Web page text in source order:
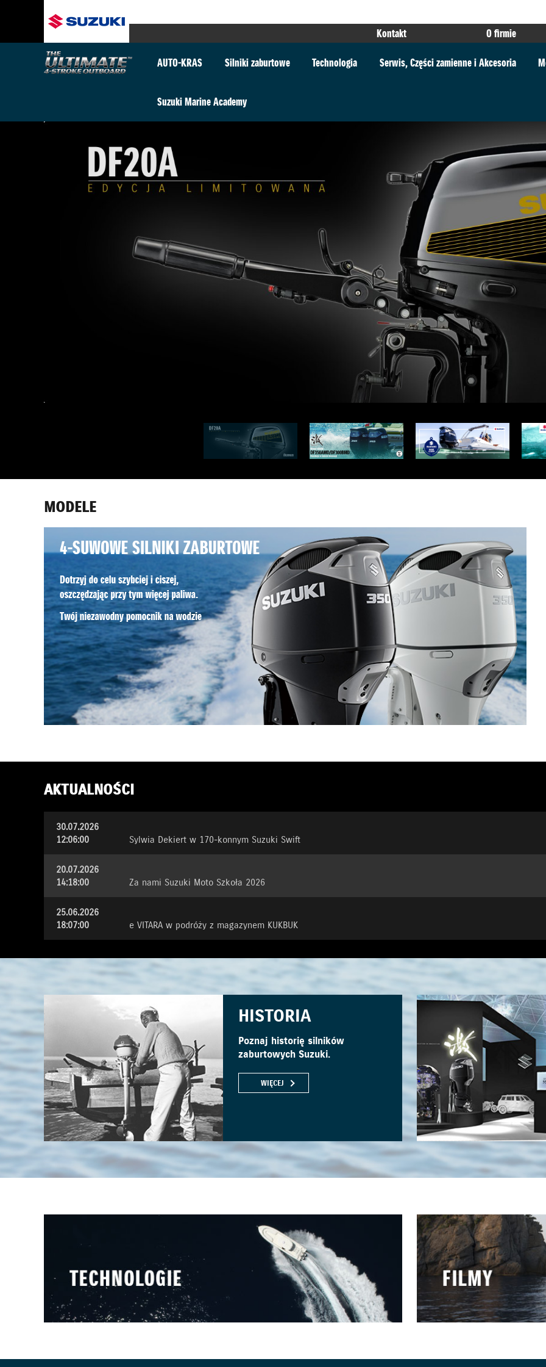
Kontakt O firmie
AUTO-KRAS Silniki zaburtowe Technologia Serwis, Części zamienne i Akcesoria
Suzuki Marine Academy
MODELE
AKTUALNOŚCI
30.07.2026
12:06:00
Sylwia Dekiert w 170-konnym Suzuki Swift
20.07.2026
14:18:00
Za nami Suzuki Moto Szkoła 2026
25.06.2026
18:07:00
e VITARA w podróży z magazynem KUKBUK
HISTORIA
Poznaj historię silników
zaburtowych Suzuki.
WIĘCEJ